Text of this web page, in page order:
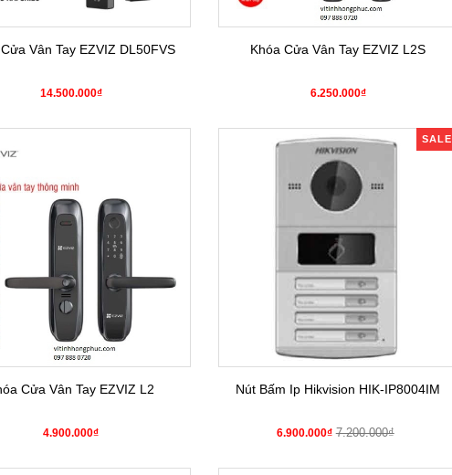
Vân Tay EZVIZ DL50FVS
14.500.000₫
Khóa Cửa Vân Tay EZVIZ L2S
6.250.000₫
Cửa Vân Tay EZVIZ L2
4.900.000₫
SALE
Nút Bấm Ip Hikvision HIK-IP8004IM
6.900.000₫ 7.200.000₫